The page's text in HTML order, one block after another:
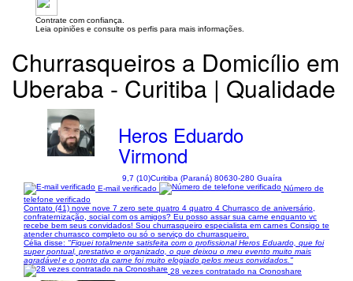
Contrate com confiança.
Leia opiniões e consulte os perfis para mais informações.
Churrasqueiros a Domicílio em
Uberaba - Curitiba | Qualidade
Heros Eduardo
Virmond
9,7 (10)Curitiba (Paraná) 80630-280 Guaíra
E-mail verificado
Número de
telefone verificado
Contato (41) nove nove 7 zero sete quatro 4 quatro 4 Churrasco de aniversário,
confraternização, social com os amigos? Eu posso assar sua carne enquanto vc
recebe bem seus convidados! Sou churrasqueiro especialista em carnes Consigo te
atender churrasco completo ou só o serviço do churrasqueiro.
Célia disse: "Fiquei totalmente satisfeita com o profissional Heros Eduardo, que foi
super pontual, prestativo e organizado, o que deixou o meu evento muito mais
agradável e o ponto da carne foi muito elogiado pelos meus convidados."
28 vezes contratado na Cronoshare